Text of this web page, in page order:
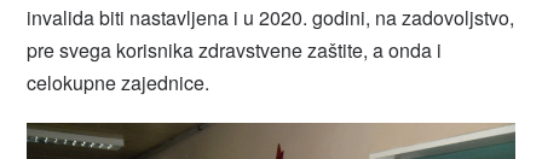
invalida biti nastavljena i u 2020. godini, na zadovoljstvo,
pre svega korisnika zdravstvene zaštite, a onda i
celokupne zajednice.